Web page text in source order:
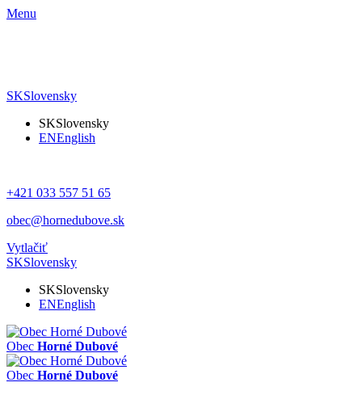
Menu
SKSlovensky
SKSlovensky
ENEnglish
+421 033 557 51 65
obec@hornedubove.sk
Vytlačiť
SKSlovensky
SKSlovensky
ENEnglish
Obec Horné Dubové
Obec Horné Dubové